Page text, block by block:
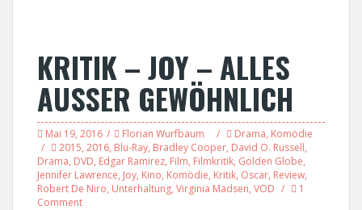
KRITIK – JOY – ALLES
AUSSER GEWÖHNLICH
Mai 19, 2016 Florian Wurfbaum Drama, Komödie
2015, 2016, Blu-Ray, Bradley Cooper, David O. Russell,
Drama, DVD, Edgar Ramirez, Film, Filmkritik, Golden Globe,
Jennifer Lawrence, Joy, Kino, Komödie, Kritik, Oscar, Review,
Robert De Niro, Unterhaltung, Virginia Madsen, VOD
1
Comment